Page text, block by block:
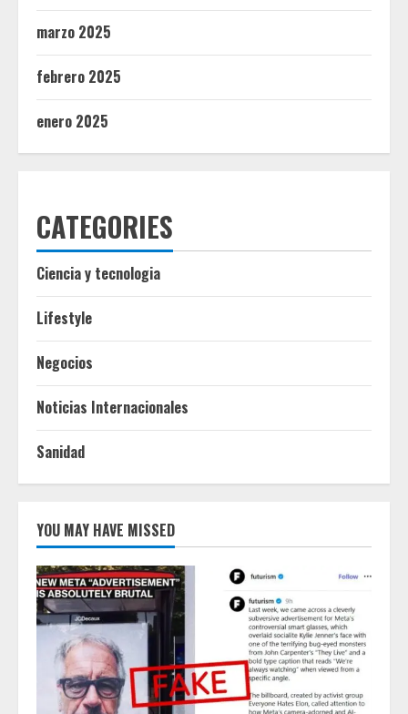
marzo 2025
febrero 2025
enero 2025
CATEGORIES
Ciencia y tecnologia
Lifestyle
Negocios
Noticias Internacionales
Sanidad
YOU MAY HAVE MISSED